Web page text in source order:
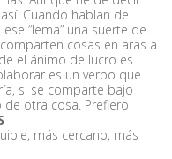
Cuando hablan de
“lema” una suerte de
cosas en aras a
el ánimo de lucro es
es un verbo que
si se comparte bajo
otra cosa. Prefiero
más cercano, más